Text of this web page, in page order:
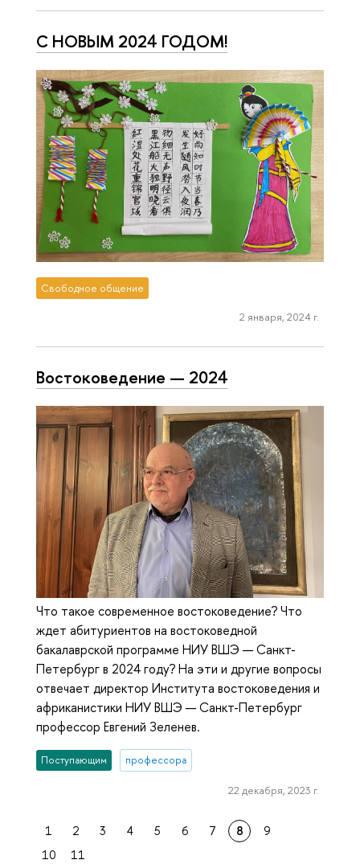
С НОВЫМ 2024 ГОДОМ!
Свободное общение
2 января, 2024 г.
Востоковедение — 2024
Что такое современное востоковедение? Что
ждет абитуриентов на востоковедной
бакалаврской программе НИУ ВШЭ — Санкт-
Петербург в 2024 году? На эти и другие вопросы
отвечает директор Института востоковедения и
африканистики НИУ ВШЭ — Санкт-Петербург
профессор Евгений Зеленев.
Поступающим профессора
22 декабря, 2023 г.
1 2 3 4 5 6 7 8
9
10
11